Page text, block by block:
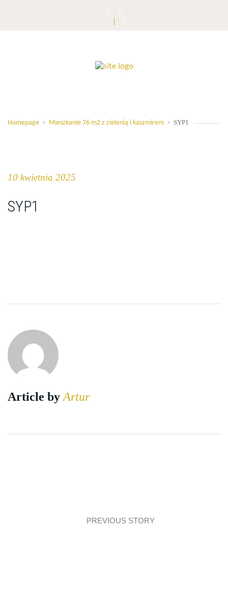
Homepage > Mieszkanie 76 m2 z zielenią i kaszmirem > SYP1
10 kwietnia 2025
SYP1
Article byArtur
PREVIOUS STORY